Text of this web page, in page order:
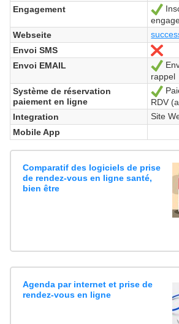
Engagement
Ja
Webseite
Envoi SMS
Nein
Envoi EMAIL
Ja
rappel
Système de réservation
paiement en ligne
Ja
RDV
Integration
Site
Mobile App
Comparatif des logiciels de prise
de rendez-vous en ligne santé,
bien être
Agenda par internet et prise de
rendez-vous en ligne